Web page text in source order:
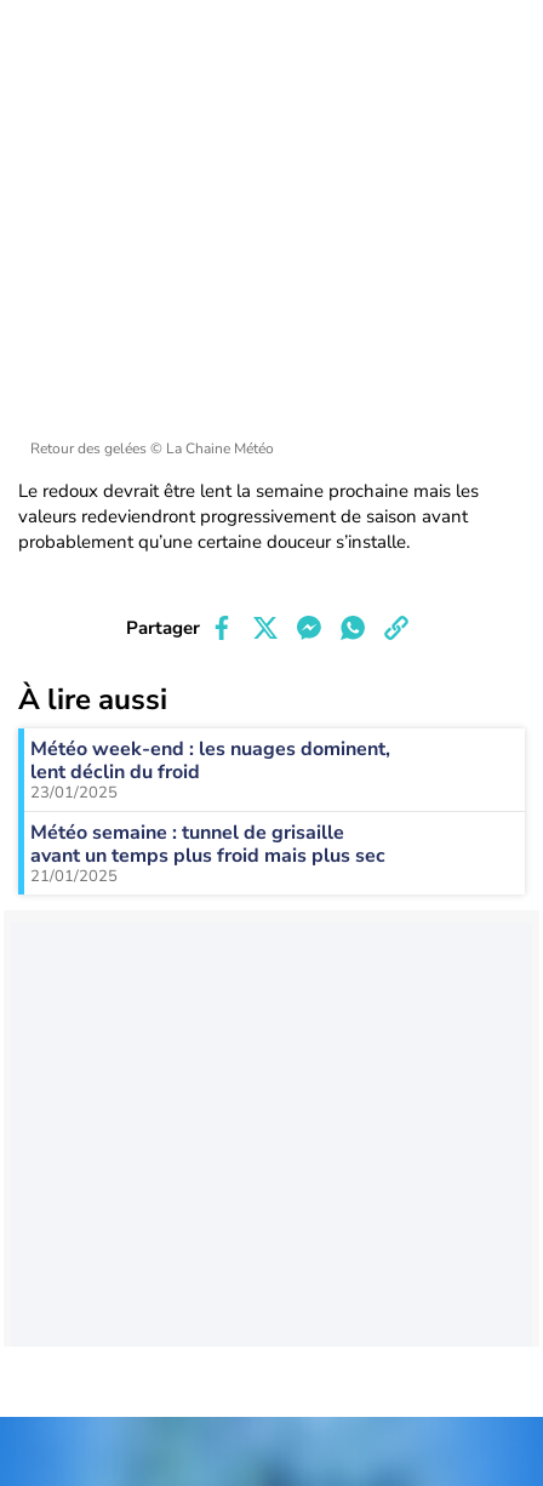
Retour des gelées © La Chaine Météo
Le redoux devrait être lent la semaine prochaine mais les
valeurs redeviendront progressivement de saison avant
probablement qu’une certaine douceur s’installe.
Partager
À lire aussi
Météo week-end : les nuages dominent,
lent déclin du froid
23/01/2025
Météo semaine : tunnel de grisaille
avant un temps plus froid mais plus sec
21/01/2025